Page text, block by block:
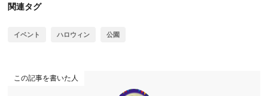
関連タグ
イベント ハロウィン 公園
この記事を書いた人